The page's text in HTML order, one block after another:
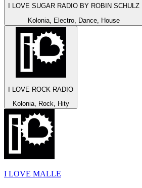
I LOVE SUGAR RADIO BY ROBIN SCHULZ
Kolonia, Electro, Dance, House
I LOVE ROCK RADIO
Kolonia, Rock, Hity
I LOVE MALLE